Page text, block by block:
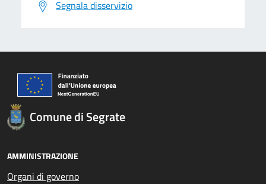
Segnala disservizio
Comune di Segrate
AMMINISTRAZIONE
Organi di governo